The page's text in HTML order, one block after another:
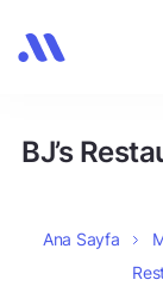
BJ’s
Ana Sayfa